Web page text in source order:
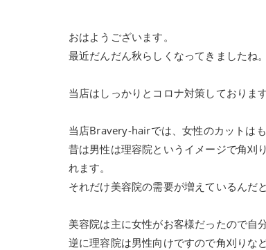
おはようございます。
最近だんだん秋らしくなってきましたね。
当店はしっかりとコロナ対策しております
当店Bravery-hairでは、女性のカットは
昔は男性は理容院というイメージで角刈
れます。
それだけ美容院の需要が増えているんだ
美容院は主に女性がお客様だったので自
逆に理容院は男性向けですので角刈りな